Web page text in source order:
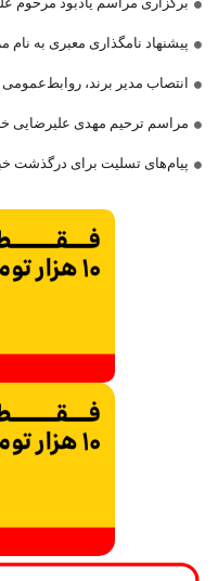
پیشنهاد نامگذاری معبری به نام
انتصاب مدیر برند،
مراسم ترحیم مهدی علیرضایی
پیام‌های تسلیت برای درگذشت